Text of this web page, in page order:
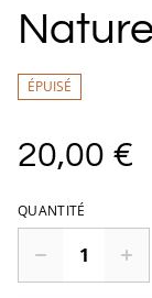
ÉPUISÉ
20,00 €
QUANTITÉ